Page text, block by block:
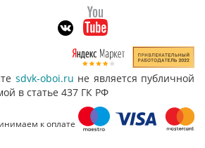
sdvk-oboi.ru не является публичной
в статье 437 ГК РФ
к оплате